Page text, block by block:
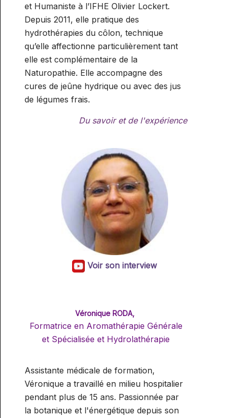
et Humaniste à l’IFHE Olivier Lockert.
Depuis 2011, elle pratique des
hydrothérapies du côlon, technique
qu’elle affectionne particulièrement tant
elle est complémentaire de la
Naturopathie. Elle accompagne des
cures de jeûne hydrique ou avec des jus
de légumes frais.
Du savoir et de l'expérience
Voir son interview
Véronique RODA,
Formatrice en Aromathérapie Générale
et Spécialisée et Hydrolathérapie
Assistante médicale de formation,
Véronique a travaillé en milieu hospitalier
pendant plus de 15 ans. Passionnée par
la botanique et l'énergétique depuis son